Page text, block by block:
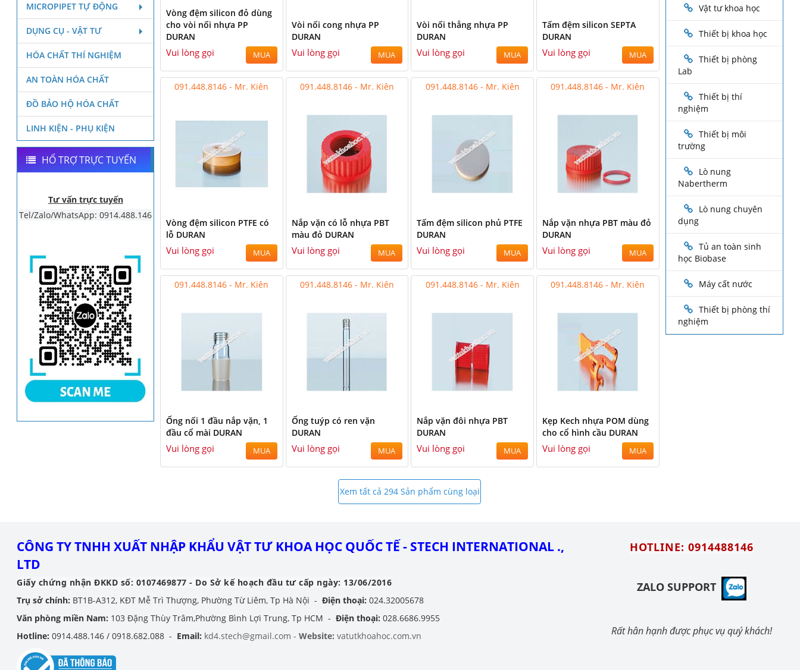
Vòng đệm silicon đỏ dùng
cho vòi nối nhựa PP
DURAN
Vui lòng gọi MUA
Vòi nối cong nhựa PP
DURAN
Vui lòng gọi MUA
Vòi nối thẳng nhựa PP
DURAN
Vui lòng gọi MUA
Tấm đệm silicon SEPTA
DURAN
Vui lòng gọi MUA
091.448.8146 - Mr. Kiên
Vòng đệm silicon PTFE có
lỗ DURAN
Vui lòng gọi MUA
091.448.8146 - Mr. Kiên
Nắp vặn có lỗ nhựa PBT
màu đỏ DURAN
Vui lòng gọi MUA
091.448.8146 - Mr. Kiên
Tấm đệm silicon phủ PTFE
DURAN
Vui lòng gọi MUA
091.448.8146 - Mr. Kiên
Nắp vặn nhựa PBT màu đỏ
DURAN
Vui lòng gọi MUA
091.448.8146 - Mr. Kiên
Ống nối 1 đầu nắp vặn, 1
đầu cổ mài DURAN
Vui lòng gọi MUA
091.448.8146 - Mr. Kiên
Ống tuýp có ren vặn
DURAN
Vui lòng gọi MUA
091.448.8146 - Mr. Kiên
Nắp vặn đôi nhựa PBT
DURAN
Vui lòng gọi MUA
091.448.8146 - Mr. Kiên
Kẹp Kech nhựa POM dùng
cho cổ hình cầu DURAN
Vui lòng gọi MUA
Xem tất cả 294 Sản phẩm cùng loại
MICROPIPET TỰ ĐỘNG
DỤNG CỤ - VẬT TƯ
HÓA CHẤT THÍ NGHIỆM
AN TOÀN HÓA CHẤT
ĐỒ BẢO HỘ HÓA CHẤT
LINH KIỆN - PHỤ KIỆN
HỔ TRỢ TRỰC TUYẾN
Tư vấn trực tuyến
Tel/Zalo/WhatsApp: 0914.488.146
Vật tư khoa học
Thiết bị khoa học
Thiết bị phòng
Lab
Thiết bị thí
nghiệm
Thiết bị môi
trường
Lò nung
Nabertherm
Lò nung chuyên
dụng
Tủ an toàn sinh
học Biobase
Máy cất nước
Thiết bị phòng thí
nghiệm
CÔNG TY TNHH XUẤT NHẬP KHẨU VẬT TƯ KHOA HỌC QUỐC TẾ - STECH INTERNATIONAL .,
LTD
Giấy chứng nhận ĐKKD số: 0107469877 - Do Sở kế hoạch đầu tư cấp ngày: 13/06/2016
Trụ sở chính: BT1B-A312, KĐT Mễ Trì Thượng, Phường Từ Liêm, Tp Hà Nội -Điện thoại: 024.32005678
Văn phòng miền Nam: 103 Đặng Thùy Trâm,Phường Bình Lợi Trung, Tp HCM -Điện thoại: 028.6686.9955
Hotline: 0914.488.146 / 0918.682.088 - Email: kd4.stech@gmail.com -Website: vatutkhoahoc.com.vn
HOTLINE: 0914488146
ZALO SUPPORT
Rất hân hạnh được phục vụ quý khách!